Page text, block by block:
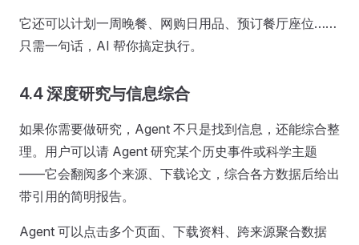
它还可以计划一周晚餐、网购日用品、预订餐厅座位……
只需一句话，AI 帮你搞定执行。
4.4 深度研究与信息综合
如果你需要做研究，Agent 不只是找到信息，还能综合整
理。用户可以请 Agent 研究某个历史事件或科学主题
——它会翻阅多个来源、下载论文，综合各方数据后给出
带引用的简明报告。
Agent 可以点击多个页面、下载资料、跨来源聚合数据